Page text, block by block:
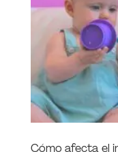
Cómo afecta el